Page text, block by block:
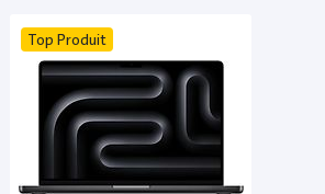
Top Produit